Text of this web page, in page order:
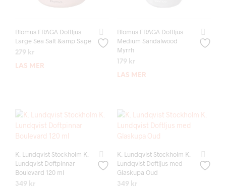
Blomus FRAGA Doftljus
Large Sea Salt &amp Sage
279 kr
LÄS MER
Blomus FRAGA Doftljus
Medium Sandalwood
Myrrh
179 kr
LÄS MER
K. Lundqvist Stockholm K.
Lundqvist Doftpinnar
Boulevard 120 ml
349 kr
K. Lundqvist Stockholm K.
Lundqvist Doftljus med
Glaskupa Oud
349 kr